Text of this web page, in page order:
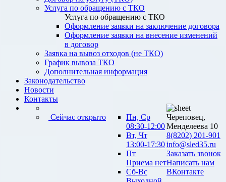
Услуга по обращению с ТКО
Услуга по обращению с ТКО
Оформление заявки на заключение договора
Оформление заявки на внесение изменений
в договор
Заявка на вывоз отходов (не ТКО)
График вывоза ТКО
Дополнительная информация
Законодательство
Новости
Контакты
Сейчас открыто
Пн, Ср
08:30-12:00
Вт, Чт
13:00-17:30
Пт
Приема нет
Сб-Вс
Череповец,
Менделеева 10
8(8202) 201-901
info@sled35.ru
Заказать звонок
Написать нам
ВКонтакте